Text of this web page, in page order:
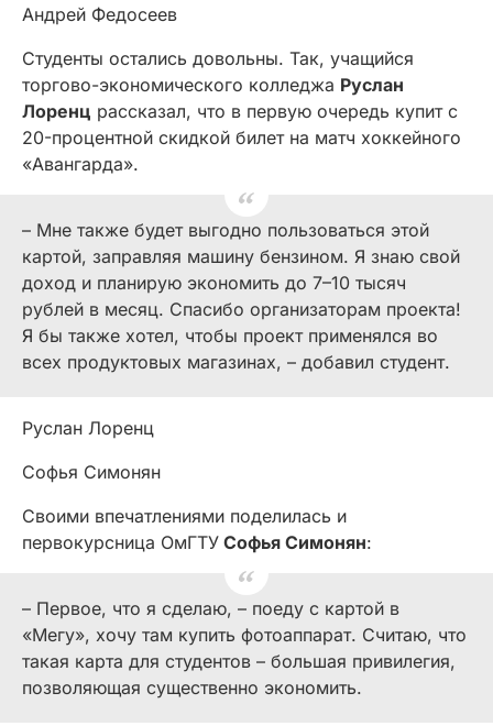
Андрей Федосеев
Студенты остались довольны. Так, учащийся
торгово-экономического колледжа Руслан
Лоренц рассказал, что в первую очередь купит с
20-процентной скидкой билет на матч хоккейного
«Авангарда».
– Мне также будет выгодно пользоваться этой
картой, заправляя машину бензином. Я знаю свой
доход и планирую экономить до 7–10 тысяч
рублей в месяц. Спасибо организаторам проекта!
Я бы также хотел, чтобы проект применялся во
всех продуктовых магазинах, – добавил студент.
Руслан Лоренц
Софья Симонян
Своими впечатлениями поделилась и
первокурсница ОмГТУ Софья Симонян:
– Первое, что я сделаю, – поеду с картой в
«Мегу», хочу там купить фотоаппарат. Считаю, что
такая карта для студентов – большая привилегия,
позволяющая существенно экономить.